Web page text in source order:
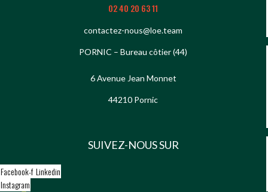
02 40 20 63 11
contactez-nous@loe.team
PORNIC – Bureau côtier (44)
6 Avenue Jean Monnet
44210 Pornic
SUIVEZ-NOUS SUR
Facebook-f Linkedin
Instagram